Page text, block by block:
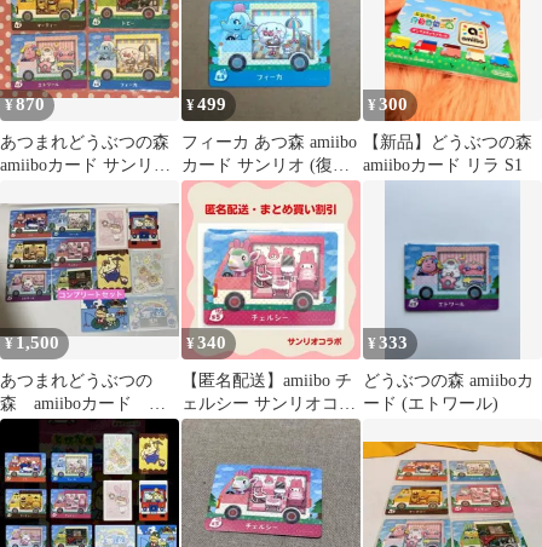
¥870
あつまれどうぶつの森
amiiboカード サンリオ
¥499
フィーカ あつ森 amiibo
カード サンリオ (復刻
版) 匿名配送
¥300
【新品】どうぶつの森
amiiboカード リラ S1
¥1,500
あつまれどうぶつの
森 amiiboカード サ
ンリオ コンプリー
ト・シールセット
¥340
【匿名配送】amiibo チ
ェルシー サンリオコラ
ボ あつまれどうぶつの
森
¥333
どうぶつの森 amiiboカ
ード (エトワール)